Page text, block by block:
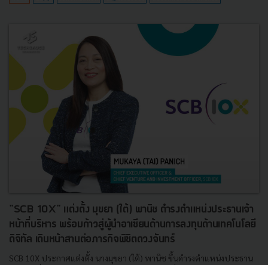
"SCB 10X" แต่งตั้ง มุขยา (ใต้) พานิช ดำรงตำแหน่งประธานเจ้า
หน้าที่บริหาร พร้อมก้าวสู่ผู้นำอาเซียนด้านการลงทุนด้านเทคโนโลยี
ดิจิทัล เดินหน้าสานต่อภารกิจพิชิตดวงจันทร์
SCB 10X ประกาศแต่งตั้ง นางมุขยา (ใต้) พานิช ขึ้นดำรงตำแหน่งประธาน